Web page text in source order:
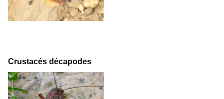
Crustacés décapodes